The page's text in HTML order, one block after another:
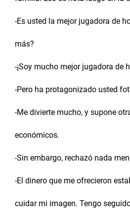
-Es usted la mejor jugadora de
más?
-¡Soy mucho mejor jugadora de
-Pero ha protagonizado usted
-Me divierte mucho, y supone
económicos.
-Sin embargo, rechazó nada
-El dinero que me ofrecieron
cuidar mi imagen. Tengo